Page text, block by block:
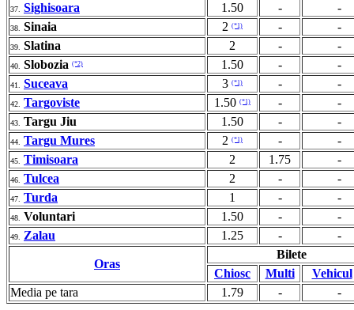
37. Sighisoara 1.50 - -
38. Sinaia 2 (*1) - -
39. Slatina 2 - -
40. Slobozia (*2) 1.50 - -
41. Suceava 3 (*1) - -
42. Targoviste 1.50 (*1) - -
43. Targu Jiu 1.50 - -
44. Targu Mures 2 (*1) - -
45. Timisoara 2 1.75 -
46. Tulcea 2 - -
47. Turda 1 - -
48. Voluntari 1.50 - -
49. Zalau 1.25 - -
Oras
Bilete
Chiosc
Multi
Vehicul
Media pe tara
1.79 - -